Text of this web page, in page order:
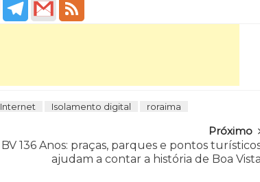
Internet Isolamento digital roraima
Próximo
BV 136 Anos: praças, parques e pontos
ajudam a contar a história de Boa